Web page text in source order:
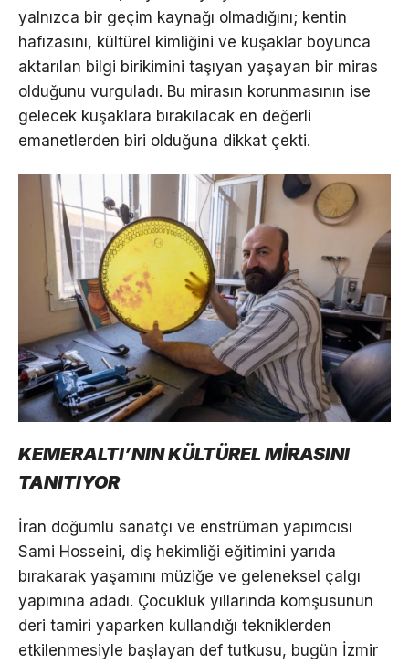
yalnızca bir geçim kaynağı olmadığını; kentin
hafızasını, kültürel kimliğini ve kuşaklar boyunca
aktarılan bilgi birikimini taşıyan yaşayan bir miras
olduğunu vurguladı. Bu mirasın korunmasının ise
gelecek kuşaklara bırakılacak en değerli
emanetlerden biri olduğuna dikkat çekti.
KEMERALTI’NIN KÜLTÜREL MİRASINI
TANITIYOR
İran doğumlu sanatçı ve enstrüman yapımcısı
Sami Hosseini, diş hekimliği eğitimini yarıda
bırakarak yaşamını müziğe ve geleneksel çalgı
yapımına adadı. Çocukluk yıllarında komşusunun
deri tamiri yaparken kullandığı tekniklerden
etkilenmesiyle başlayan def tutkusu, bugün İzmir